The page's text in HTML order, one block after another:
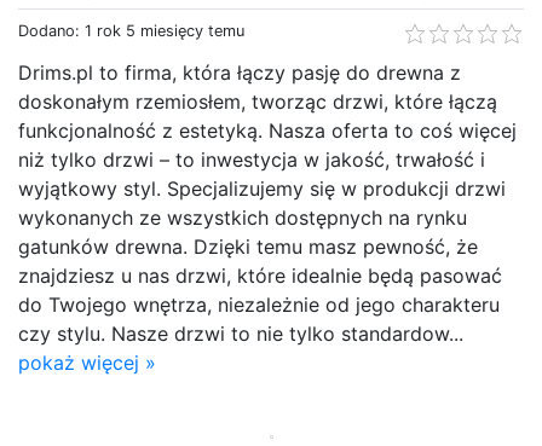
Dodano: 1 rok 5 miesięcy temu
Drims.pl to firma, która łączy pasję do drewna z
doskonałym rzemiosłem, tworząc drzwi, które łączą
funkcjonalność z estetyką. Nasza oferta to coś więcej
niż tylko drzwi – to inwestycja w jakość, trwałość i
wyjątkowy styl. Specjalizujemy się w produkcji drzwi
wykonanych ze wszystkich dostępnych na rynku
gatunków drewna. Dzięki temu masz pewność, że
znajdziesz u nas drzwi, które idealnie będą pasować
do Twojego wnętrza, niezależnie od jego charakteru
czy stylu. Nasze drzwi to nie tylko standardow...
pokaż więcej »